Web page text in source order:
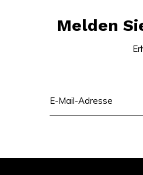
Melden